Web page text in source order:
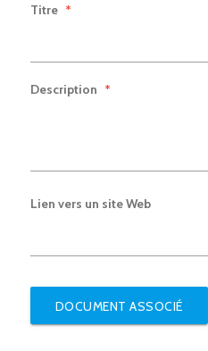
Titre *
Description *
Lien vers un site Web
DOCUMENT ASSOCIÉ